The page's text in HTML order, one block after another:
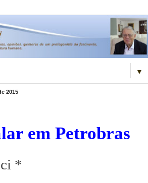
▼
2015
em Petrobras
*